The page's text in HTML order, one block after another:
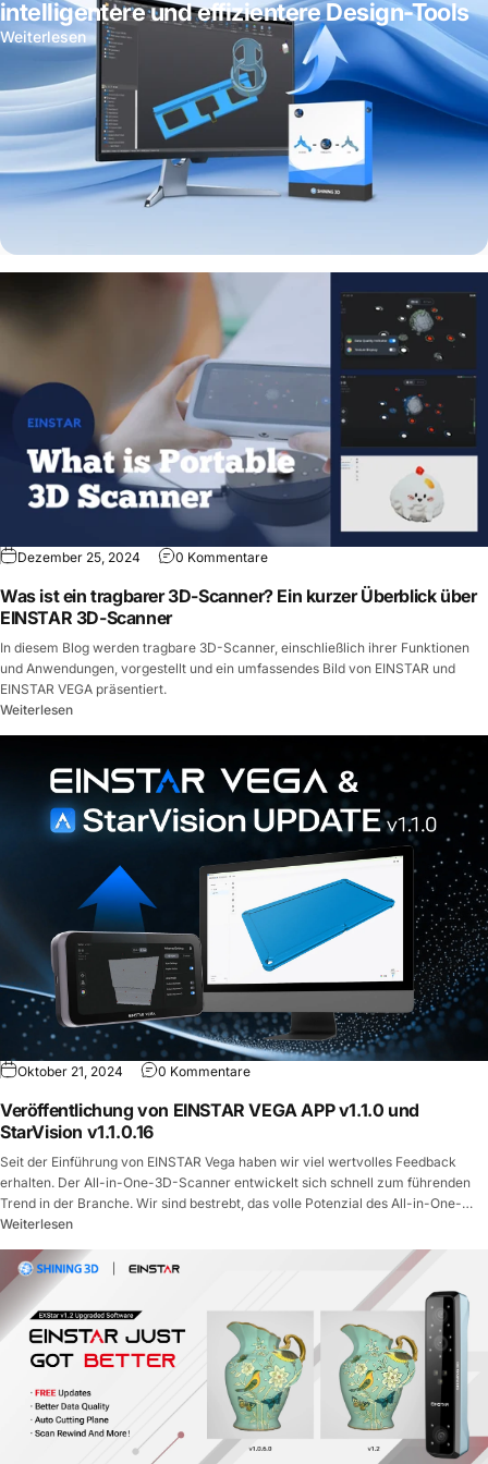
intelligentere und effizientere Design-Tools
Weiterlesen
Dezember 25, 2024 0 Kommentare
Was ist ein tragbarer 3D-Scanner? Ein kurzer Überblick über
EINSTAR 3D-Scanner
In diesem Blog werden tragbare 3D-Scanner, einschließlich ihrer Funktionen
und Anwendungen, vorgestellt und ein umfassendes Bild von EINSTAR und
EINSTAR VEGA präsentiert.
Weiterlesen
Oktober 21, 2024 0 Kommentare
Veröffentlichung von EINSTAR VEGA APP v1.1.0 und
StarVision v1.1.0.16
Seit der Einführung von EINSTAR Vega haben wir viel wertvolles Feedback
erhalten. Der All-in-One-3D-Scanner entwickelt sich schnell zum führenden
Trend in der Branche. Wir sind bestrebt, das volle Potenzial des All-in-One-
Designs auszuschöpfen, um die Bedürfnisse unserer Kunden noch besser zu
Wir freuen uns, heute ein umfangreiches Update für die Vega APP v1.1 bekannt
zu geben. Es bietet erweiterte Funktionen im Schnellmodus und eine
benutzerfreundlichere Bedienung. Dieses Update ist ein schnelleres und
intuitiveres Tool, mit dem Sie mühelos Ihre eigene 3D-Welt mit einem schnellen
und übersichtlichen Workflow erstellen können.
Weiterlesen